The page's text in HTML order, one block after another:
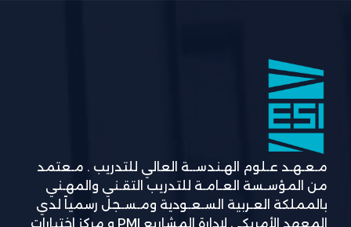
مـعـهـد عـلوم الهـندســة العالي للتدريب . مـعتمد
من المؤسـسة العـامـة للتدريب التقـني والمهـني
بالمملكة العـربية السـعـودية ومـسـجل رسمياً لدي
المعهد الأمريكي لإدارة المشاريع PMI و مركز اختبارات